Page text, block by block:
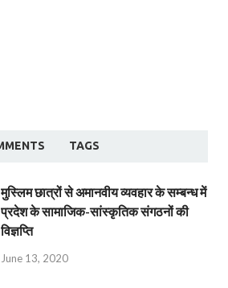
TAGS
मुस्लिम छात्रों से अमानवीय व्यवहार के सम्बन्ध में
प्रदेश के सामाजिक-सांस्कृतिक संगठनों की
विज्ञप्ति
June 13, 2020